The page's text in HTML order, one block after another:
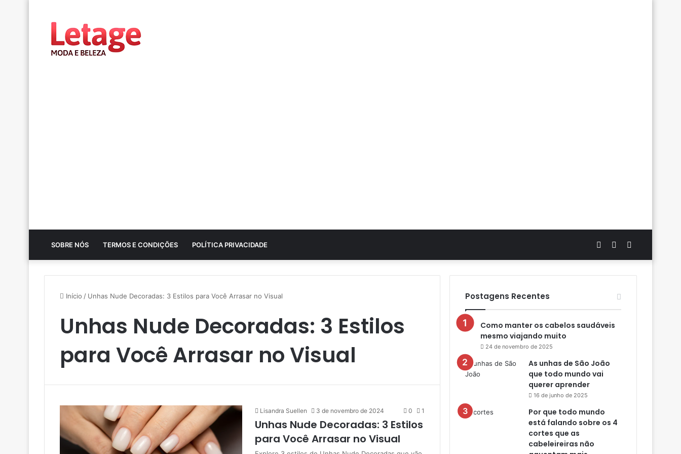
SOBRE NÓS TERMOS E CONDIÇÕES POLÍTICA PRIVACIDADE
por
Switch
skin
Artigo
aleatório
Início / Unhas Nude Decoradas: 3 Estilos para Você Arrasar no Visual
Unhas Nude Decoradas: 3 Estilos
para Você Arrasar no Visual
Lisandra Suellen 3 de novembro de 2024 0 1
Unhas Nude Decoradas: 3 Estilos
para Você Arrasar no Visual
Postagens Recentes
Como manter os cabelos saudáveis
mesmo viajando muito
24 de novembro de 2025
As unhas de São João
que todo mundo vai
querer aprender
16 de junho de 2025
Por que todo mundo
está falando sobre os 4
cortes que as
cabeleireiras não